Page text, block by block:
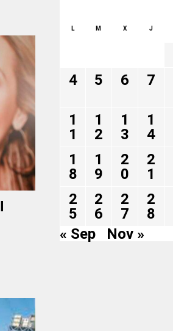
L M X J
4
5 6 7
1
1
1
2
1
3
1
4
1
8
1
9
2
0
2
1
2
5
2
6
2
7
2
8
« Sep
Nov »